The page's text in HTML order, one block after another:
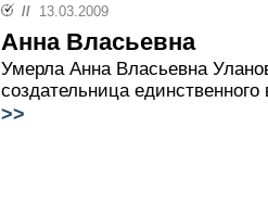
// 13.03.2009
Анна Власьевна
Умерла Анна Власьевна
создательница
>>